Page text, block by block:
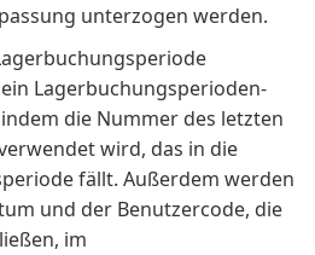
unterzogen werden.
Lagerbuchungsperioden-
die Nummer des letzten
wird, das in die
fällt. Außerdem werden
und der Benutzercode, die
im